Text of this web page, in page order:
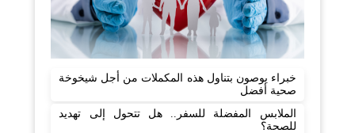
خبراء يوصون بتناول هذه المكملات من أجل شيخوخة
صحية أفضل
الملابس المفضلة للسفر.. هل تتحول إلى تهديد
للصحة؟